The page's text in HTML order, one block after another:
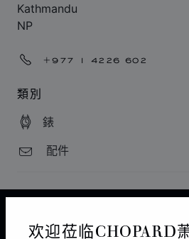
欢迎莅临CHOPARD
Kathmandu
NP
+977 1 4226 602
類別
錶
配件